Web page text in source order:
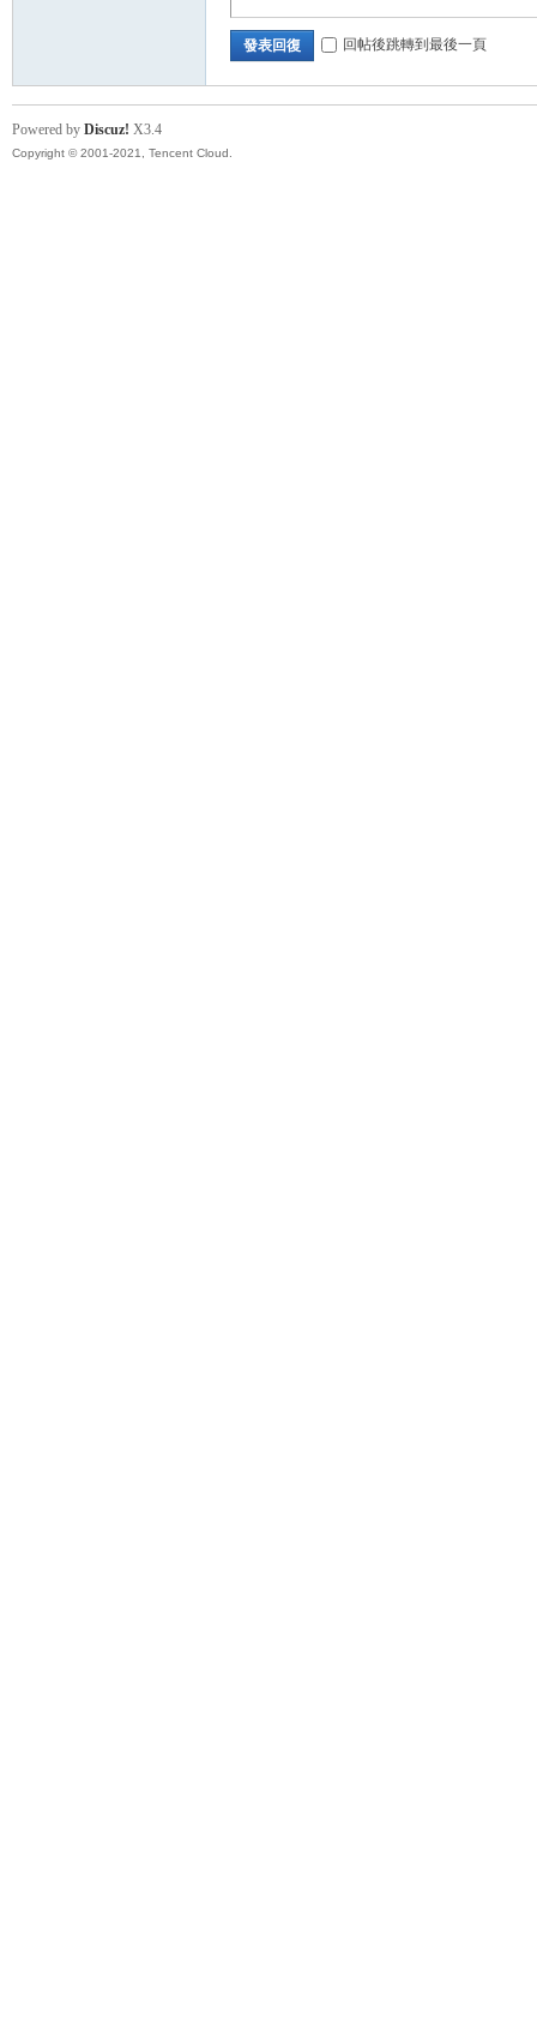
發表回復 回帖後跳轉到最後一頁
Powered by Discuz! X3.4
Copyright © 2001-2021, Tencent Cloud.